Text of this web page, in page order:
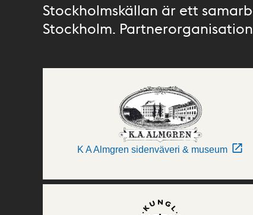
Stockholmskällan är ett
Stockholm.
K A Almgren sidenväveri & museum